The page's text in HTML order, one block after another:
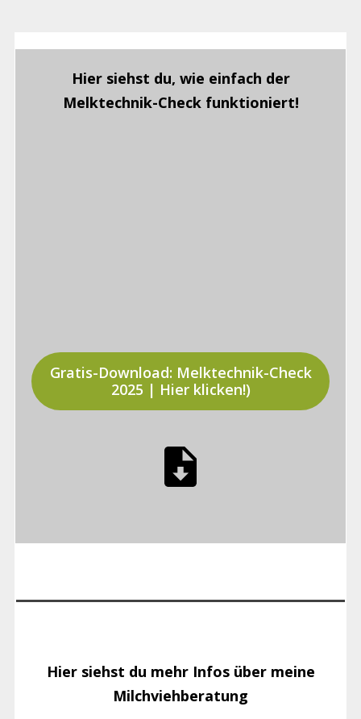
Hier siehst du, wie einfach der
Melktechnik-Check funktioniert!
Gratis-Download: Melktechnik-Check
2025 | Hier klicken!)
Hier siehst du mehr Infos über meine
Milchviehberatung